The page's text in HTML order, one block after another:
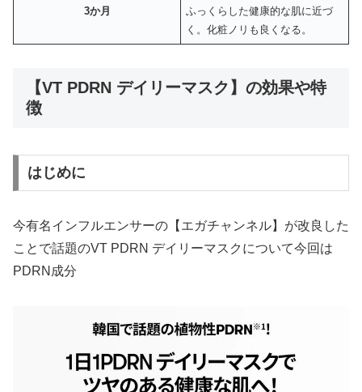
3か月
ふっくらした健康的な肌に近づ
く。化粧ノリも良くなる。
【VT PDRN デイリーマスク】の効果や特
徴
はじめに
今有名インフルエンサーの【エガチャンネル】が改良した
ことで話題のVT PDRN デイリーマスクについて今回は
PDRN成分